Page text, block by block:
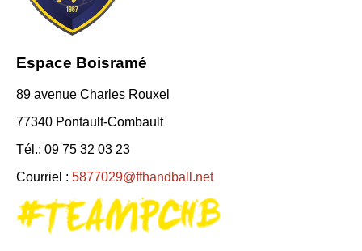
Espace Boisramé
89 avenue Charles Rouxel
77340 Pontault-Combault
Tél.: 09 75 32 03 23
Courriel : 5877029@ffhandball.net